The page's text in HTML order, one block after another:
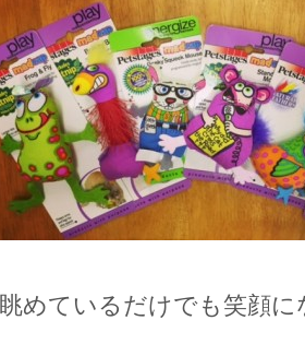
眺めているだけでも笑顔に